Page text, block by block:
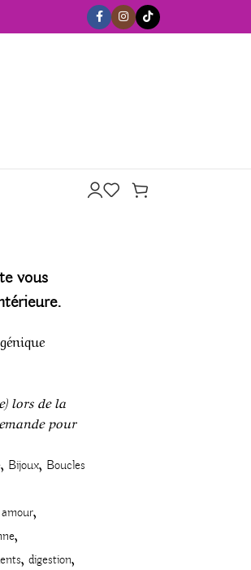
vous
lors de la
pour
, Bijoux, Boucles
amour,
,
, digestion,